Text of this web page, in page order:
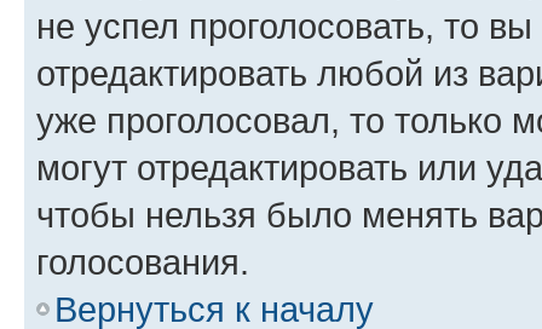
не успел проголосовать, то
отредактировать любой из
уже проголосовал, то только
могут отредактировать или
чтобы нельзя было менять
голосования.
Вернуться к началу